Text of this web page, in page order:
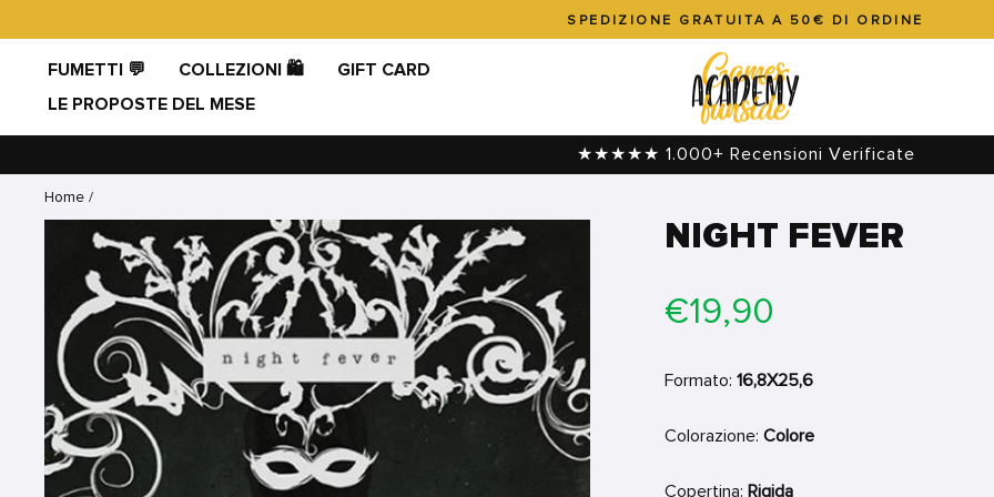
direttamente
contenuti
in
pausa
SPEDIZIONE GRATUITA A 50€ DI ORDINE
FUMETTI 💬 COLLEZIONI 🛍️
GIFT CARD
LE PROPOSTE DEL MESE
★★★★★ 1.000+ Recensioni Verificate
Home /
NIGHT FEVER
Prezzo
di
€19,90
Formato:16,8X25,6
Colorazione:Colore
Copertina: Rigida